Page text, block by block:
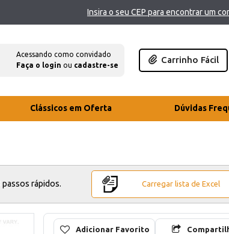
Insira o seu CEP para encontrar um
Acessando como convidado
Faça o login ou cadastre-se
Carrinho Fácil
Clássicos em Oferta Dúvidas
rápidos. Carregar lista de Excel
Adicionar Favorito